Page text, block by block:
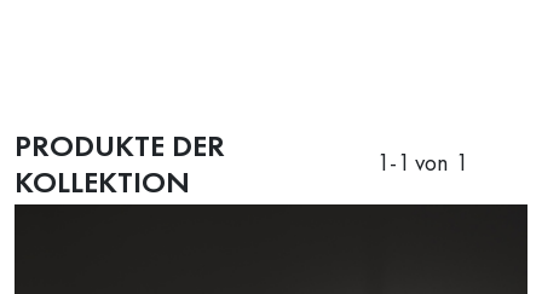
PRODUKTE DER
KOLLEKTION
1-1 von 1